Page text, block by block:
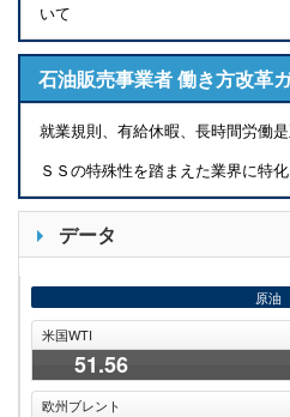
いて
石油販売事業者 働き方改革
就業規則、有給休暇、長時間労働
ＳＳの特殊性を踏まえた業界に特
データ
原油
米国WTI
51.56
欧州ブレント